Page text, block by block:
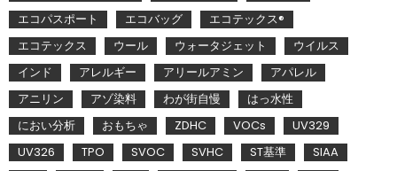
エコパスポート
エコバッグ
エコテックス®
エコテックス
ウール ウォータジェット
ウイルス
インド
アレルギー アリールアミン
アパレル
アニリン
アゾ染料 わが街自慢
はっ水性
におい分析
おもちゃ ZDHC VOCs
UV329
UV326
TPO SVOC SVHC ST基準
SIAA